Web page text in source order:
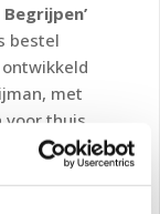
bestel
met
thuis.
vaak